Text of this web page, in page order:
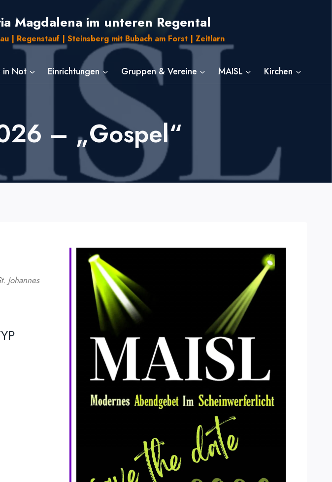
Magdalena im unteren Regental
| Regenstauf | Steinsberg mit Bubach am Forst | Zeitlarn
in Not Einrichtungen Gruppen & Vereine MAISL Kirchen
– „Gospel“
Office 365 Outlook Live
Johannes